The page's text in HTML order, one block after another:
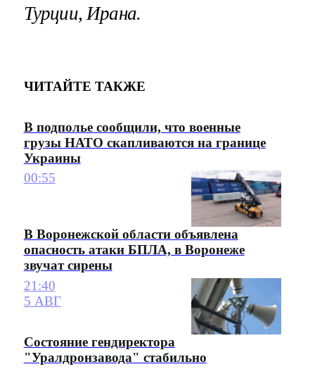
Турции, Ирана.
ЧИТАЙТЕ ТАКЖЕ
В подполье сообщили, что военные
грузы НАТО скапливаются на границе
Украины
00:55
В Воронежской области объявлена
опасность атаки БПЛА, в Воронеже
звучат сирены
21:40
5 АВГ
Состояние гендиректора
"Уралдронзавода" стабильно